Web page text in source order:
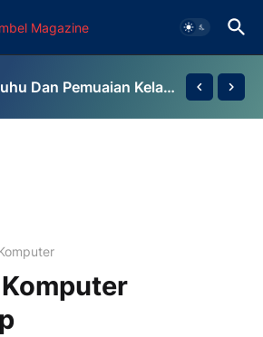
Soal Latihan Suhu Dan Pemuaian Kelas 7 By Bimbel Jakarta Timur